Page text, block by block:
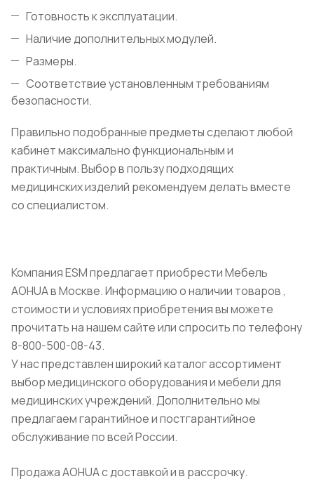
Готовность к эксплуатации.
Наличие дополнительных модулей.
Размеры.
Соответствие установленным требованиям
безопасности.
Правильно подобранные предметы сделают любой
кабинет максимально функциональным и
практичным. Выбор в пользу подходящих
медицинских изделий рекомендуем делать вместе
со специалистом.
Компания ESM предлагает приобрести Мебель
AOHUA в Москве. Информацию о наличии товаров ,
стоимости и условиях приобретения вы можете
прочитать на нашем сайте или спросить по телефону
8-800-500-08-43.
У нас представлен широкий каталог ассортимент
выбор медицинского оборудования и мебели для
медицинских учреждений. Дополнительно мы
предлагаем гарантийное и постгарантийное
обслуживание по всей России.
Продажа AOHUA с доставкой и в рассрочку.